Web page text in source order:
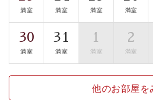
■諏訪大社4社を巡る無料参拝バス
豊富な知識を持ったドライバー
案内します。事前ご予約制です
は【3日前まで】にお電話くださ
※年末年始及び御柱祭前後は運行
満室 満室 満室 満室
30
満室
31
満室
1
満室
2
満室
他のお部屋を